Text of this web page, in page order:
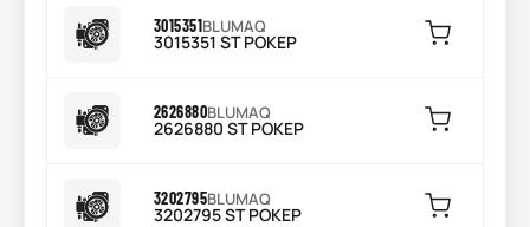
3015351BLUMAQ
3015351 ST РОКЕР
2626880BLUMAQ
2626880 ST РОКЕР
3202795BLUMAQ
3202795 ST РОКЕР